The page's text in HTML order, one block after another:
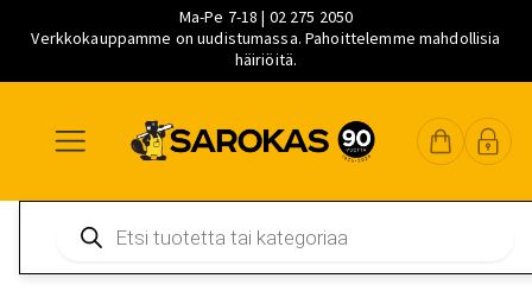
Ma-Pe 7-18 | 02 275 2050
Verkkokauppamme on uudistumassa. Pahoittelemme mahdollisia
häiriöitä.
navigointiin
sisältöön
pääsisältöön
search